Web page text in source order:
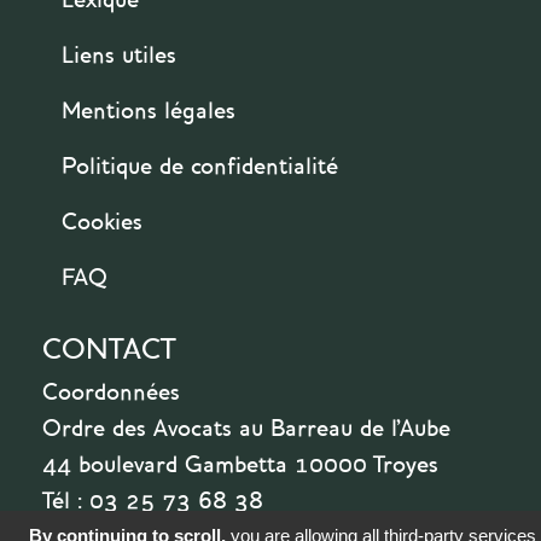
Liens utiles
Mentions légales
Politique de confidentialité
Cookies
FAQ
CONTACT
Coordonnées
Ordre des Avocats au Barreau de l'Aube
44 boulevard Gambetta 10000 Troyes
Tél : 03 25 73 68 38
By continuing to scroll, you are allowing all third-party services